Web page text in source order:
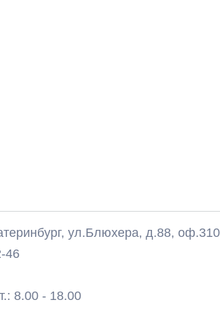
ул.Блюхера, д.88, оф.310
46
8.00 - 18.00